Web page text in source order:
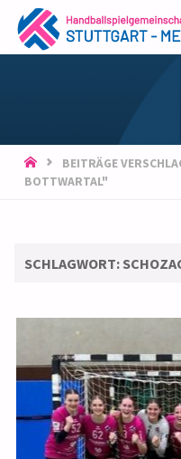
STARTBEITRÄGE
BOTTWARTAL"
SCHLAGWORT: